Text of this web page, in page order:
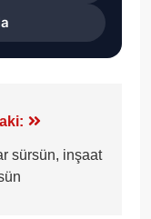
sürsün, inşaat